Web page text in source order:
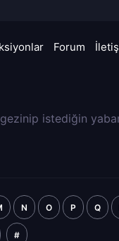
Forum
istediğin
N O P Q
#